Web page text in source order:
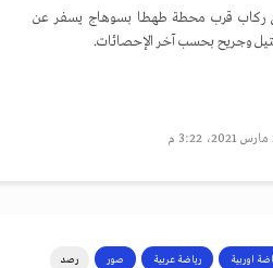
ركاب قرب محطة طهطا بسوهاج يسفر عن
اوربية رياضة عربية صور رصد